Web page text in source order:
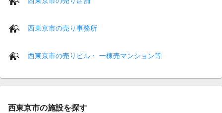
西東京市の売り事務所
西東京市の売りビル・ 一棟売マンション等
西東京市の施設を探す